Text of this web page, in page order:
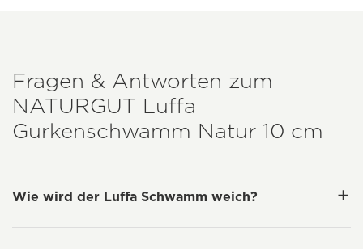
Fragen & Antworten zum
NATURGUT Luffa
Gurkenschwamm Natur 10 cm
Wie wird der Luffa Schwamm weich?